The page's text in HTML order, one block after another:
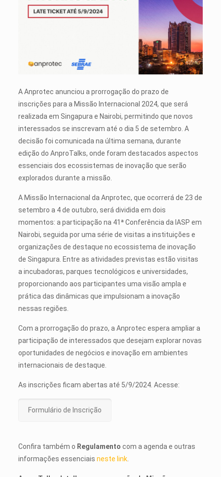
A Anprotec anunciou a prorrogação do prazo de
inscrições para a Missão Internacional 2024, que será
realizada em Singapura e Nairobi, permitindo que novos
interessados se inscrevam até o dia 5 de setembro. A
decisão foi comunicada na última semana, durante
edição do AnproTalks, onde foram destacados aspectos
essenciais dos ecossistemas de inovação que serão
explorados durante a missão.
A Missão Internacional da Anprotec, que ocorrerá de 23 de
setembro a 4 de outubro, será dividida em dois
momentos: a participação na 41ª Conferência da IASP em
Nairobi, seguida por uma série de visitas a instituições e
organizações de destaque no ecossistema de inovação
de Singapura. Entre as atividades previstas estão visitas
a incubadoras, parques tecnológicos e universidades,
proporcionando aos participantes uma visão ampla e
prática das dinâmicas que impulsionam a inovação
nessas regiões.
Com a prorrogação do prazo, a Anprotec espera ampliar a
participação de interessados que desejam explorar novas
oportunidades de negócios e inovação em ambientes
internacionais de destaque.
As inscrições ficam abertas até 5/9/2024. Acesse:
Formulário de Inscrição
Confira também o Regulamento com a agenda e outras
informações essenciais neste link.